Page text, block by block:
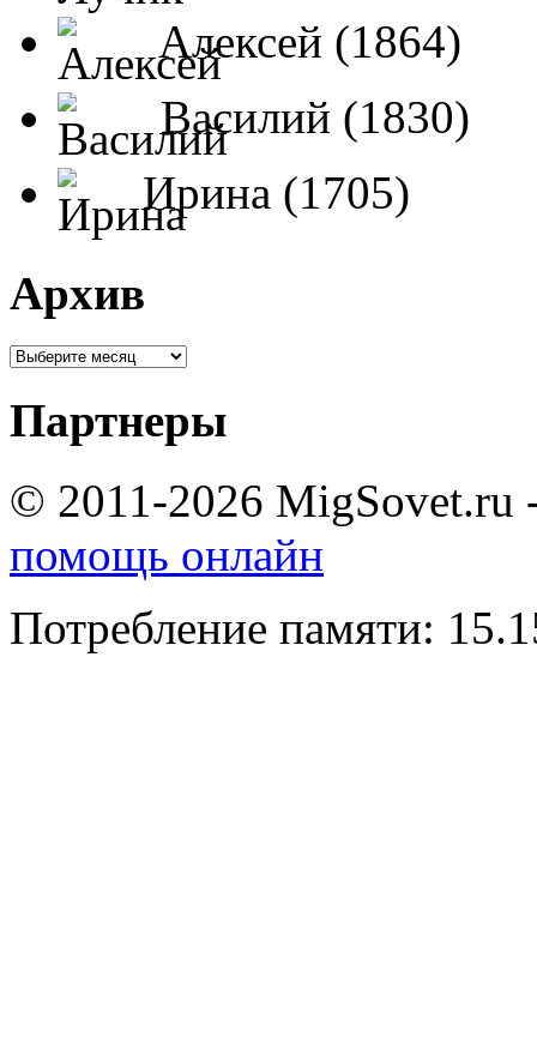
Алексей (1864)
Василий (1830)
Ирина (1705)
Архив
Партнеры
© 2011-2026 MigSovet.ru
помощь онлайн
Потребление памяти: